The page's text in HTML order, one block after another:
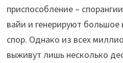
приспособление –
вайи и генерируют
спор. Однако из всех
выживут лишь несколько